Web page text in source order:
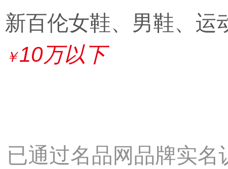
新百伦女鞋、男鞋、运
￥10万以下
已通过名品网品牌实名